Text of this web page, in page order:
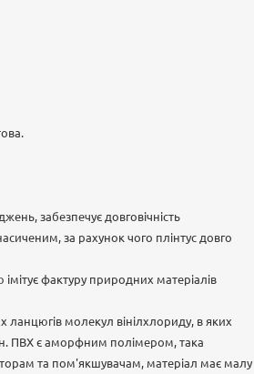
забезпечує довговічність
за рахунок чого плінтус довго
фактуру природних матеріалів
ланцюгів молекул вінілхлориду, в яких
ПВХ є аморфним полімером, така
та пом'якшувачам, матеріал має малу